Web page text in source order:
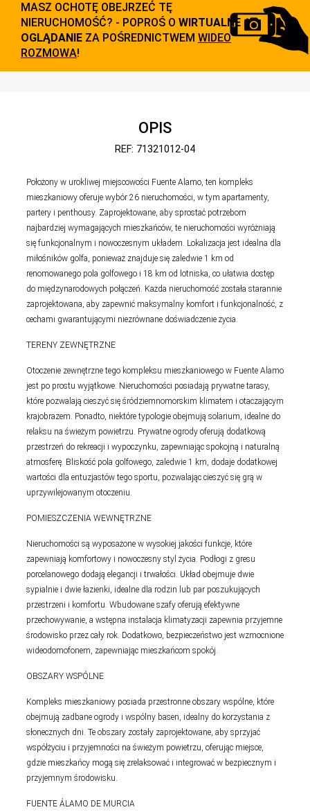
MASZ OCHOTĘ OBEJRZEĆ TĘ
NIERUCHOMOŚĆ? - POPROŚ O WIRTUALNE
OGLĄDANIE ZA POŚREDNICTWEM WIDEO
ROZMOWA!
OPIS
REF: 71321012-04
Położony w urokliwej miejscowości Fuente Alamo, ten kompleks
mieszkaniowy oferuje wybór 26 nieruchomości, w tym apartamenty,
partery i penthousy. Zaprojektowane, aby sprostać potrzebom
najbardziej wymagających mieszkańców, te nieruchomości wyróżniają
się funkcjonalnym i nowoczesnym układem. Lokalizacja jest idealna dla
miłośników golfa, ponieważ znajduje się zaledwie 1 km od
renomowanego pola golfowego i 18 km od lotniska, co ułatwia dostęp
do międzynarodowych połączeń. Każda nieruchomość została starannie
zaprojektowana, aby zapewnić maksymalny komfort i funkcjonalność, z
cechami gwarantującymi niezrównane doświadczenie życia.
TERENY ZEWNĘTRZNE
Otoczenie zewnętrzne tego kompleksu mieszkaniowego w Fuente Alamo
jest po prostu wyjątkowe. Nieruchomości posiadają prywatne tarasy,
które pozwalają cieszyć się śródziemnomorskim klimatem i otaczającym
krajobrazem. Ponadto, niektóre typologie obejmują solarium, idealne do
relaksu na świeżym powietrzu. Prywatne ogrody oferują dodatkową
przestrzeń do rekreacji i wypoczynku, zapewniając spokojną i naturalną
atmosferę. Bliskość pola golfowego, zaledwie 1 km, dodaje dodatkowej
wartości dla entuzjastów tego sportu, pozwalając cieszyć się grą w
uprzywilejowanym otoczeniu.
POMIESZCZENIA WEWNĘTRZNE
Nieruchomości są wyposażone w wysokiej jakości funkcje, które
zapewniają komfortowy i nowoczesny styl życia. Podłogi z gresu
porcelanowego dodają elegancji i trwałości. Układ obejmuje dwie
sypialnie i dwie łazienki, idealne dla rodzin lub par poszukujących
przestrzeni i komfortu. Wbudowane szafy oferują efektywne
przechowywanie, a wstępna instalacja klimatyzacji zapewnia przyjemne
środowisko przez cały rok. Dodatkowo, bezpieczeństwo jest wzmocnione
wideodomofonem, zapewniając mieszkańcom spokój.
OBSZARY WSPÓLNE
Kompleks mieszkaniowy posiada przestronne obszary wspólne, które
obejmują zadbane ogrody i wspólny basen, idealny do korzystania z
słonecznych dni. Te obszary zostały zaprojektowane, aby sprzyjać
współżyciu i przyjemności na świeżym powietrzu, oferując miejsce,
gdzie mieszkańcy mogą się zrelaksować i integrować w bezpiecznym i
przyjemnym środowisku.
FUENTE ÁLAMO DE MURCIA